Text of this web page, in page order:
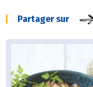
Partager sur